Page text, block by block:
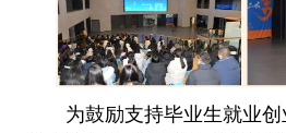
为鼓励支持毕业生就业